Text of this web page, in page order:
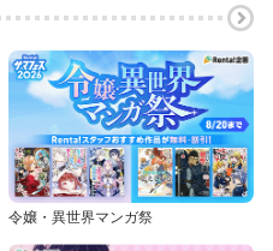
令嬢・異世界マンガ祭